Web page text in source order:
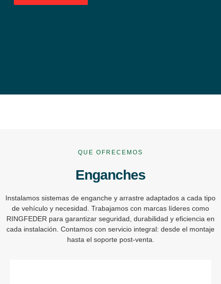
QUE OFRECEMOS
Enganches
Instalamos sistemas de enganche y arrastre adaptados a cada tipo
de vehículo y necesidad. Trabajamos con marcas líderes como
RINGFEDER para garantizar seguridad, durabilidad y eficiencia en
cada instalación. Contamos con servicio integral: desde el montaje
hasta el soporte post-venta.